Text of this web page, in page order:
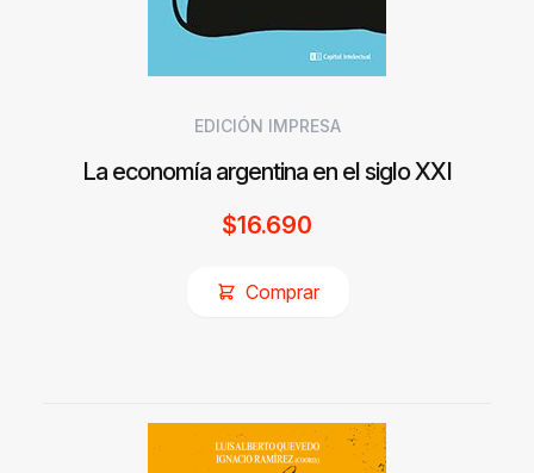
EDICIÓN IMPRESA
La economía argentina en el siglo XXI
$16.690
Comprar